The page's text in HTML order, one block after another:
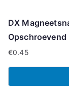
DX
€0.45